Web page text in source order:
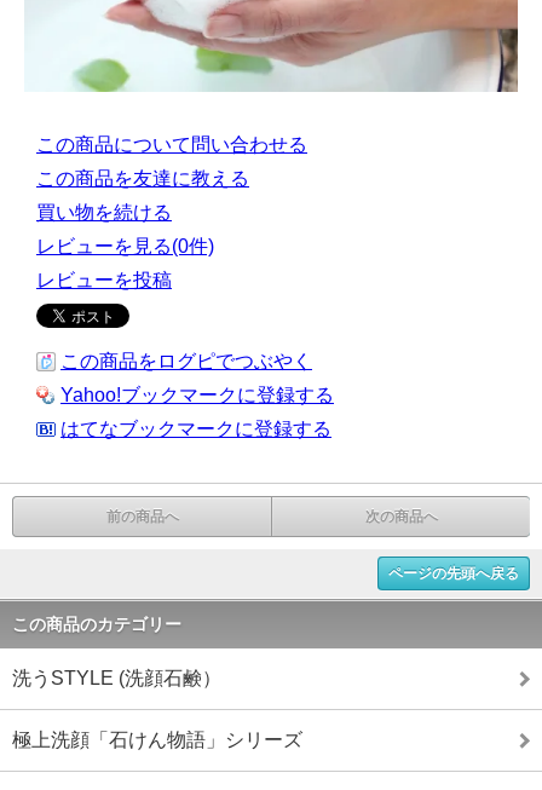
この商品について問い合わせる
この商品を友達に教える
買い物を続ける
レビューを見る(0件)
レビューを投稿
この商品をログピでつぶやく
Yahoo!ブックマークに登録する
はてなブックマークに登録する
前の商品へ 次の商品へ
ページの先頭へ戻る
この商品のカテゴリー
洗うSTYLE (洗顔石鹸）
極上洗顔「石けん物語」シリーズ